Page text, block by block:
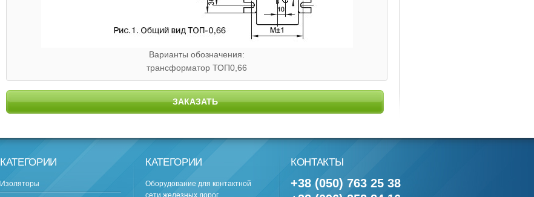
Варианты обозначения:
трансформатор ТОП0,66
ЗАКАЗАТЬ
КАТЕГОРИИ
Изоляторы
КАТЕГОРИИ
Оборудование для контактной
сети железных дорог
КОНТАКТЫ
+38 (050) 763 25 38